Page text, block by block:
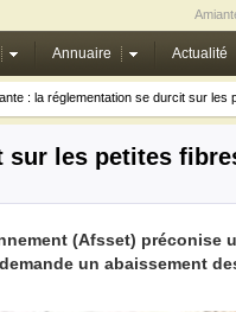
Annuaire Actualité
: la réglementation se durcit sur les
sur les petites
(Afsset) préconise
un abaissement